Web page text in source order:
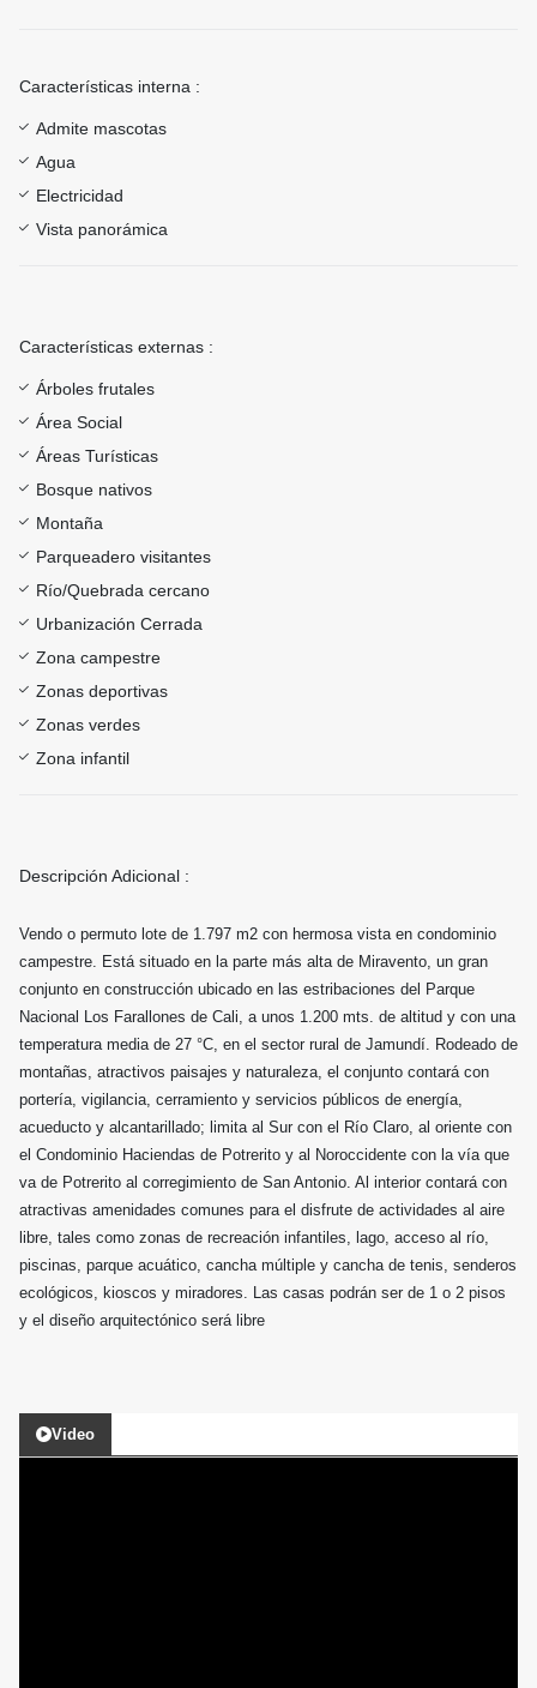
Características interna :
Admite mascotas
Agua
Electricidad
Vista panorámica
Características externas :
Árboles frutales
Área Social
Áreas Turísticas
Bosque nativos
Montaña
Parqueadero visitantes
Río/Quebrada cercano
Urbanización Cerrada
Zona campestre
Zonas deportivas
Zonas verdes
Zona infantil
Descripción Adicional :
Vendo o permuto lote de 1.797 m2 con hermosa vista en condominio
campestre. Está situado en la parte más alta de Miravento, un gran
conjunto en construcción ubicado en las estribaciones del Parque
Nacional Los Farallones de Cali, a unos 1.200 mts. de altitud y con una
temperatura media de 27 °C, en el sector rural de Jamundí. Rodeado de
montañas, atractivos paisajes y naturaleza, el conjunto contará con
portería, vigilancia, cerramiento y servicios públicos de energía,
acueducto y alcantarillado; limita al Sur con el Río Claro, al oriente con
el Condominio Haciendas de Potrerito y al Noroccidente con la vía que
va de Potrerito al corregimiento de San Antonio. Al interior contará con
atractivas amenidades comunes para el disfrute de actividades al aire
libre, tales como zonas de recreación infantiles, lago, acceso al río,
piscinas, parque acuático, cancha múltiple y cancha de tenis, senderos
ecológicos, kioscos y miradores. Las casas podrán ser de 1 o 2 pisos
y el diseño arquitectónico será libre
Video